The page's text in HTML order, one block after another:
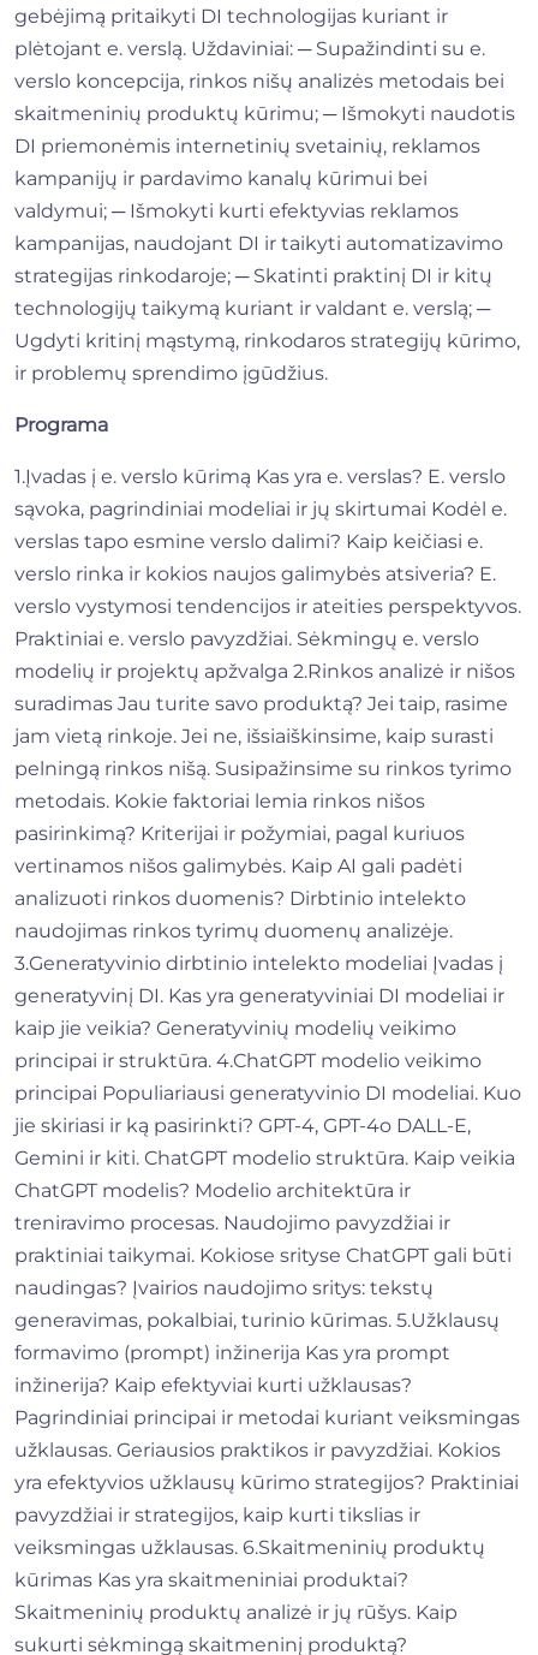
gebėjimą pritaikyti DI technologijas kuriant ir
plėtojant e. verslą. Uždaviniai: ─ Supažindinti su e.
verslo koncepcija, rinkos nišų analizės metodais bei
skaitmeninių produktų kūrimu; ─ Išmokyti naudotis
DI priemonėmis internetinių svetainių, reklamos
kampanijų ir pardavimo kanalų kūrimui bei
valdymui; ─ Išmokyti kurti efektyvias reklamos
kampanijas, naudojant DI ir taikyti automatizavimo
strategijas rinkodaroje; ─ Skatinti praktinį DI ir kitų
technologijų taikymą kuriant ir valdant e. verslą; ─
Ugdyti kritinį mąstymą, rinkodaros strategijų kūrimo,
ir problemų sprendimo įgūdžius.
Programa
1.Įvadas į e. verslo kūrimą Kas yra e. verslas? E. verslo
sąvoka, pagrindiniai modeliai ir jų skirtumai Kodėl e.
verslas tapo esmine verslo dalimi? Kaip keičiasi e.
verslo rinka ir kokios naujos galimybės atsiveria? E.
verslo vystymosi tendencijos ir ateities perspektyvos.
Praktiniai e. verslo pavyzdžiai. Sėkmingų e. verslo
modelių ir projektų apžvalga 2.Rinkos analizė ir nišos
suradimas Jau turite savo produktą? Jei taip, rasime
jam vietą rinkoje. Jei ne, išsiaiškinsime, kaip surasti
pelningą rinkos nišą. Susipažinsime su rinkos tyrimo
metodais. Kokie faktoriai lemia rinkos nišos
pasirinkimą? Kriterijai ir požymiai, pagal kuriuos
vertinamos nišos galimybės. Kaip AI gali padėti
analizuoti rinkos duomenis? Dirbtinio intelekto
naudojimas rinkos tyrimų duomenų analizėje.
3.Generatyvinio dirbtinio intelekto modeliai Įvadas į
generatyvinį DI. Kas yra generatyviniai DI modeliai ir
kaip jie veikia? Generatyvinių modelių veikimo
principai ir struktūra. 4.ChatGPT modelio veikimo
principai Populiariausi generatyvinio DI modeliai. Kuo
jie skiriasi ir ką pasirinkti? GPT-4, GPT-4o DALL-E,
Gemini ir kiti. ChatGPT modelio struktūra. Kaip veikia
ChatGPT modelis? Modelio architektūra ir
treniravimo procesas. Naudojimo pavyzdžiai ir
praktiniai taikymai. Kokiose srityse ChatGPT gali būti
naudingas? Įvairios naudojimo sritys: tekstų
generavimas, pokalbiai, turinio kūrimas. 5.Užklausų
formavimo (prompt) inžinerija Kas yra prompt
inžinerija? Kaip efektyviai kurti užklausas?
Pagrindiniai principai ir metodai kuriant veiksmingas
užklausas. Geriausios praktikos ir pavyzdžiai. Kokios
yra efektyvios užklausų kūrimo strategijos? Praktiniai
pavyzdžiai ir strategijos, kaip kurti tikslias ir
veiksmingas užklausas. 6.Skaitmeninių produktų
kūrimas Kas yra skaitmeniniai produktai?
Skaitmeninių produktų analizė ir jų rūšys. Kaip
sukurti sėkmingą skaitmeninį produktą?